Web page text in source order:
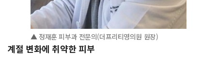
▲ 정재훈 피부과 전문의(더프리티영의원 원장)
계절 변화에 취약한 피부